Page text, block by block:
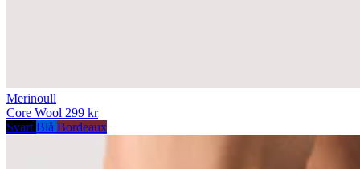
Merinoull
Core Wool 299 kr
Svart Blå Bordeaux